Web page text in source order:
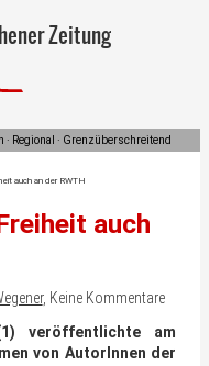
Zeitung
· Regional · Grenzüberschreitend
auch an der RWTH
auch
, Keine Kommentare
veröffentlichte am
von AutorInnen der